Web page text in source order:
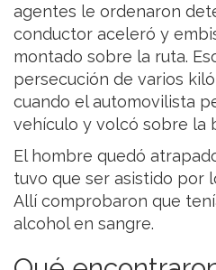
agentes le ordenaron
conductor aceleró y
montado sobre la ruta.
persecución de varios
cuando el automovilista
vehículo y volcó sobre la
El hombre quedó
tuvo que ser asistido por
Allí comprobaron que
alcohol en sangre.